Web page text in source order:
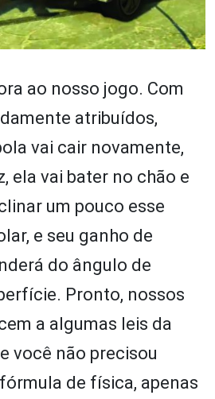
ao nosso jogo. Com
atribuídos,
vai cair novamente,
ela vai bater no chão e
um pouco esse
e seu ganho de
do ângulo de
Pronto, nossos
a algumas leis da
você não precisou
de física, apenas